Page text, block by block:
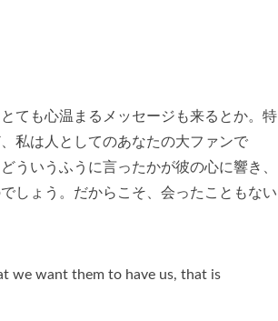
ても心温まるメッセージも来るとか。特
私は人としてのあなたの大ファンで
ういうふうに言ったかが彼の心に響き、
しょう。だからこそ、会ったこともない
we want them to have us, that is